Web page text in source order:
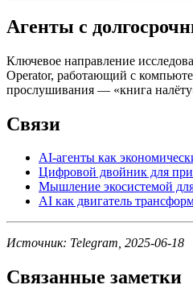
Агенты с
Ключевое направление
Operator, работающий с
прослушивания — «книга
Связи
AI-агенты как
Цифровой двойник для
Мышление экосистемой
AI как двигатель
Источник: Telegram, 2025-06-18
Связанные заметки